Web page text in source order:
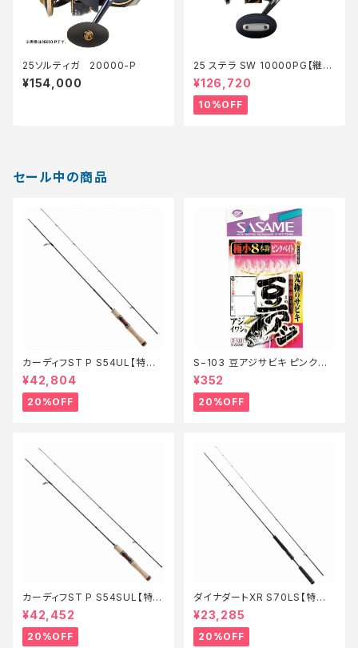
25ソルティガ 20000-P
¥154,000
25 ステラ SW 10000PG【継続
セール_リール】【10】
¥126,720
10%OFF
セール中の商品
カーディフST P S54UL【特価
ロッド】【20】
¥42,804
20%OFF
S−103 豆アジサビキ ピンクベ
イト 1【特価仕掛】【20】
¥352
20%OFF
カーディフST P S54SUL【特価
ロッド】【20】
¥42,452
20%OFF
ダイナダートXR S70LS【特価
ロッド】【20】
¥23,285
20%OFF